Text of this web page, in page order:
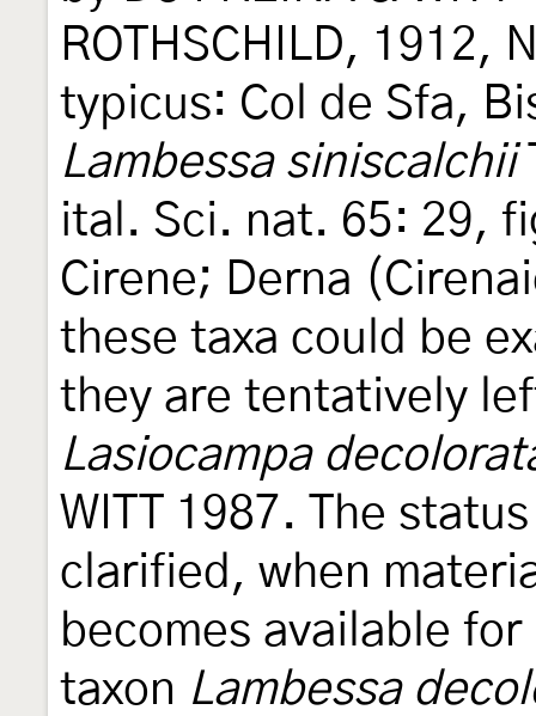
ROTHSCHILD, 1912,
typicus: Col de Sfa,
Lambessa siniscalchii
ital. Sci. nat. 65: 29,
Cirene; Derna
these taxa could be
they are tentatively
Lasiocampa
WITT 1987. The
clarified, when
becomes available
taxon Lambessa